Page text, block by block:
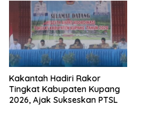
Kakantah Hadiri Rakor
Tingkat Kabupaten Kupang
2026, Ajak Sukseskan PTSL